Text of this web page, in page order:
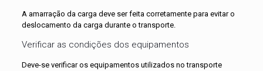
A amarração da carga deve ser feita corretamente para evitar o
deslocamento da carga durante o transporte.
Verificar as condições dos equipamentos
Deve-se verificar os equipamentos utilizados no transporte